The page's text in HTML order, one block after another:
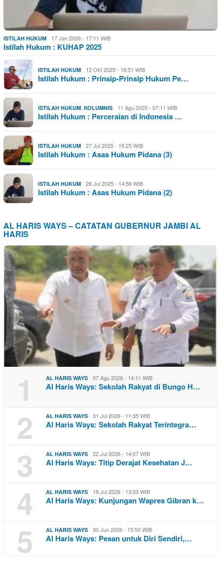
ISTILAH HUKUM 17 Jan 2026 - 17:11 WIB
Istilah Hukum : KUHAP 2025
ISTILAH HUKUM 12 Okt 2025 - 16:51 WIB
Istilah Hukum : Prinsip-Prinsip Hukum Pe…
ISTILAH HUKUM KOLUMNIS 11 Agu 2025 - 07:11 WIB
Istilah Hukum : Perceraian di Indonesia …
ISTILAH HUKUM 27 Jul 2025 - 15:25 WIB
Istilah Hukum : Asas Hukum Pidana (3)
ISTILAH HUKUM 26 Jul 2025 - 14:58 WIB
Istilah Hukum : Asas Hukum Pidana (2)
AL HARIS WAYS – CATATAN GUBERNUR JAMBI AL
HARIS
1 AL HARIS WAYS 07 Agu 2026 - 14:11 WIB
Al Haris Ways: Sekolah Rakyat di Bungo H…
2 AL HARIS WAYS 31 Jul 2026 - 11:35 WIB
Al Haris Ways: Sekolah Rakyat Terintegra…
3 AL HARIS WAYS 22 Jul 2026 - 14:07 WIB
Al Haris Ways: Titip Derajat Kesehatan J…
4 AL HARIS WAYS 19 Jul 2026 - 13:03 WIB
Al Haris Ways: Kunjungan Wapres Gibran k…
5 AL HARIS WAYS 30 Jun 2026 - 15:50 WIB
Al Haris Ways: Pesan untuk Diri Sendiri,…